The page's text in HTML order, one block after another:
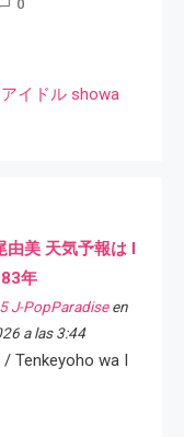
0
イドル showa
由美 天気予報は I
年
J-PopParadiseen
a las 3:44
Tenkeyoho wa I